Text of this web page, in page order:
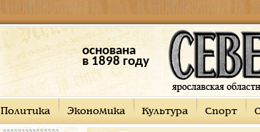
основана
в 1898 году
Политика Экономика Культура Спорт